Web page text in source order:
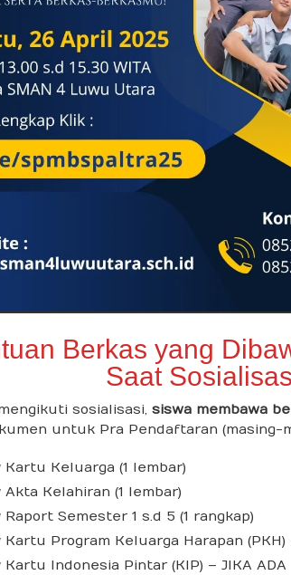
Berkas yang
Saat
sosialisasi, siswa membawa
untuk Pra Pendaftaran (masing-
Kartu Keluarga (1 lembar)
Akta Kelahiran (1 lembar)
Raport Semester 1 s.d 5 (1 rangkap)
Kartu Program Keluarga Harapan (PKH)
Kartu Indonesia Pintar (KIP) – JIKA ADA